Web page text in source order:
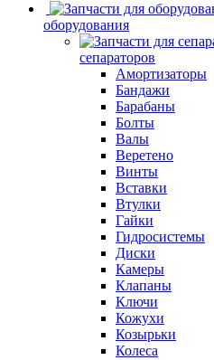
оборудования
сепараторов
Амортизаторы
Бандажи
Барабаны
Болты
Валы
Веретено
Винты
Вставки
Втулки
Гайки
Гидросистемы
Диски
Камеры
Клапаны
Ключи
Кожухи
Козырьки
Колеса